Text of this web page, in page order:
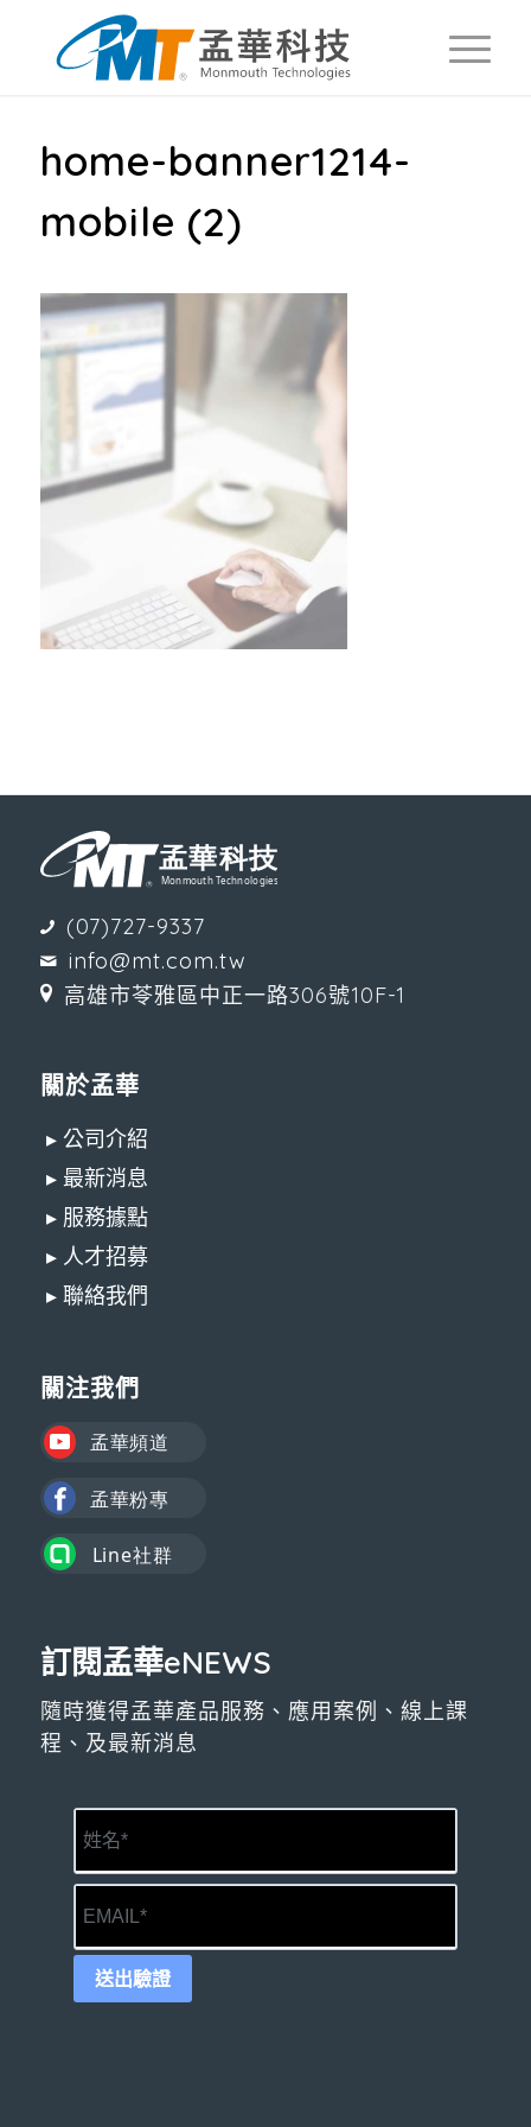
home-banner1214-
mobile (2)
(07)727-9337
info@mt.com.tw
高雄市苓雅區中正一路306號10F-1
關於孟華
▸ 公司介紹
▸ 最新消息
▸ 服務據點
▸ 人才招募
▸ 聯絡我們
關注我們
訂閱孟華eNEWS
隨時獲得孟華產品服務、應用案例、線上課
程、及最新消息
送出驗證